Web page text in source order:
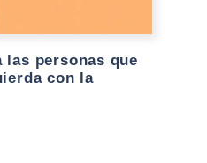
las personas que
con la